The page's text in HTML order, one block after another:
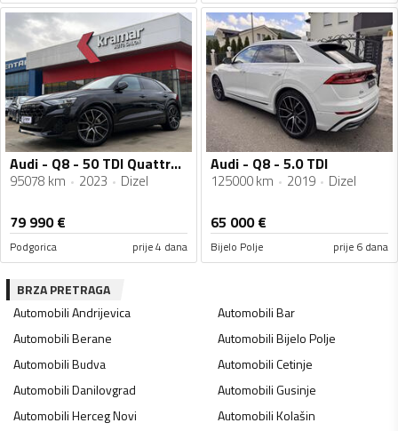
Audi - Q8 - 50 TDI Quattro Tiptronic S-Line HD Matrix LED VIRTUAL LUFTFEDERUNG 286KS -FACELIFT
95078 km 2023 Dizel
79 990€
Podgorica prije 4 dana
Audi - Q8 - 5.0 TDI
125000 km 2019 Dizel
65 000€
Bijelo Polje prije 6 dana
BRZA PRETRAGA
AutomobiliAndrijevica AutomobiliBar
AutomobiliBerane AutomobiliBijelo Polje
AutomobiliBudva AutomobiliCetinje
AutomobiliDanilovgrad AutomobiliGusinje
AutomobiliHerceg Novi AutomobiliKolašin